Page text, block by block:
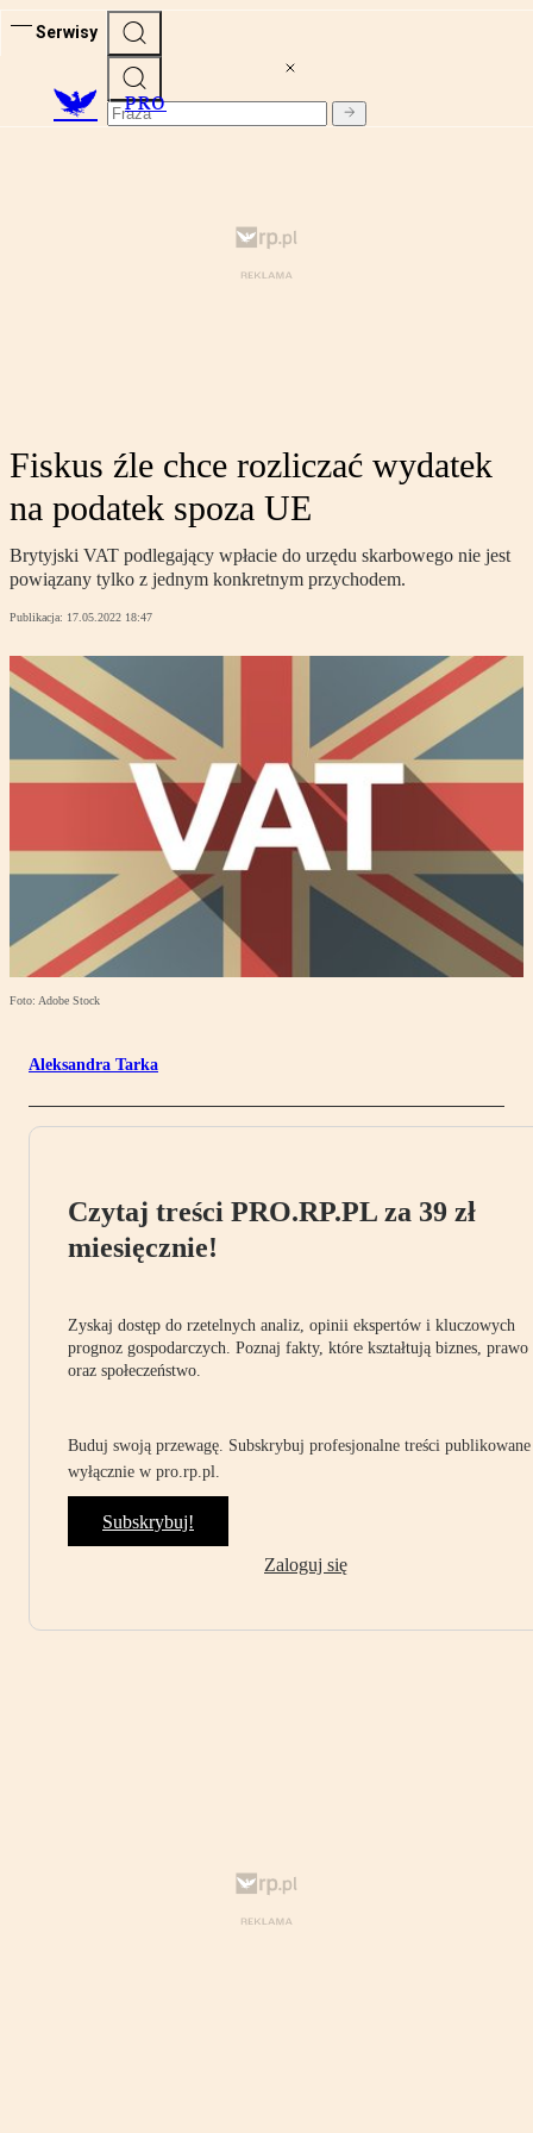
Serwisy
PRO
Fiskus źle chce rozliczać wydatek
na podatek spoza UE
Brytyjski VAT podlegający wpłacie do urzędu skarbowego nie jest
powiązany tylko z jednym konkretnym przychodem.
Publikacja: 17.05.2022 18:47
Foto: Adobe Stock
Aleksandra Tarka
Czytaj treści PRO.RP.PL za 39 zł
miesięcznie!
Zyskaj dostęp do rzetelnych analiz, opinii ekspertów i kluczowych
prognoz gospodarczych. Poznaj fakty, które kształtują biznes, prawo
oraz społeczeństwo.
Buduj swoją przewagę. Subskrybuj profesjonalne treści publikowane
wyłącznie w pro.rp.pl.
Subskrybuj!
Zaloguj się